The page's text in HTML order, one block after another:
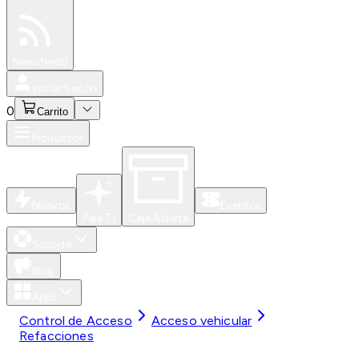
0 Carrito
Control de Acceso
Acceso vehicular
Refacciones